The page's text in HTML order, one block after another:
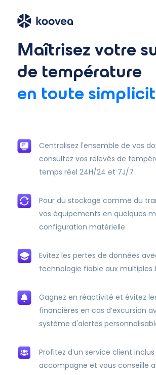
Maîtrisez votre
de température
en toute
Centralisez l'ensemble de vos
consultez vos relevés de
temps réel 24H/24 et 7J/7
Pour du stockage comme du
vos équipements en quelques
configuration matérielle
Evitez les pertes de données
technologie fiable aux multiples
Gagnez en réactivité et évitez
financières en cas d’excursion
système d'alertes
Profitez d’un service client
accompagne et vous conseille